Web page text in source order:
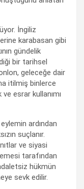
İngiliz
karabasan gibi
gündelik
bir tarihsel
geleceğe dair
itilmiş binlerce
ve esrar kullanımı
ardından
suçlanır.
ve siyasi
tarafından
hükmün
sevk edilir.